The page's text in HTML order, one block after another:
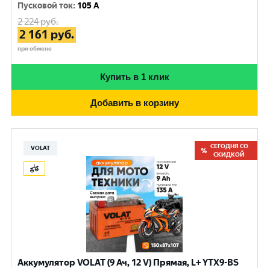
Пусковой ток: 105 A
2 224руб.
2 161 руб.
при обмене
Купить в 1 клик
Добавить в корзину
VOLAT
СЕГОДНЯ СО
СКИДКОЙ
Аккумулятор VOLAT (9 Ач, 12 V) Прямая, L+ YTX9-BS